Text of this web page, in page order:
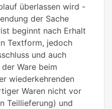
überlassen wird -
der Sache
beginnt nach Erhalt
Textform, jedoch
und auch
Ware beim
wiederkehrenden
Waren nicht vor
Teillieferung) und